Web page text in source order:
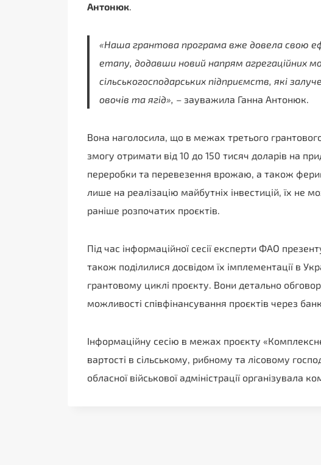
Антонюк.
«Наша грантова програма вже довела свою
етапу, додавши новий напрям агрегаційних
сільськогосподарських підприємств, які
овочів та ягід», – зауважила Ганна Антонюк.
Вона наголосила, що в межах третього
змогу отримати від 10 до 150 тисяч доларів на
переробки та перевезення врожаю, а також
лише на реалізацію майбутніх інвестицій, їх не
раніше розпочатих проєктів.
Під час інформаційної сесії експерти ФАО
також поділилися досвідом їх імплементації в
грантовому циклі проєкту. Вони детально
можливості співфінансування проєктів через
Інформаційну сесію в межах проєкту
вартості в сільському, рибному та лісовому
обласної військової адміністрації організувала